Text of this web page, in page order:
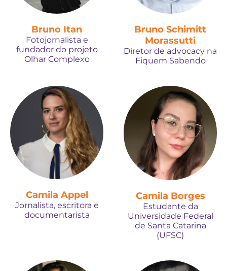
Bruno Itan
Fotojornalista e
fundador do projeto
Olhar Complexo
Bruno Schimitt
Morassutti
Diretor de advocacy na
Fiquem Sabendo
Camila Appel
Jornalista, escritora e
documentarista
Camila Borges
Estudante da
Universidade Federal
de Santa Catarina
(UFSC)